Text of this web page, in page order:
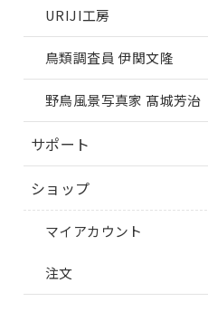
URIJI工房
鳥類調査員 伊関文隆
野鳥風景写真家 髙城芳治
サポート
ショップ
マイアカウント
注文